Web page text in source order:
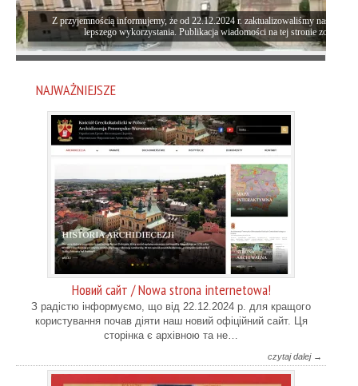
Z przyjemnością informujemy, że od 22.12.2024 r. zaktualizowaliśmy naszą
lepszego wykorzystania. Publikacja wiadomości na tej stronie została
NAJWAŻNIEJSZE
Новий сайт / Nowa strona internetowa!
З радістю інформуємо, що від 22.12.2024 р. для кращого
користування почав діяти наш новий офіційний сайт. Ця
сторінка є архівною та не…
czytaj dalej →